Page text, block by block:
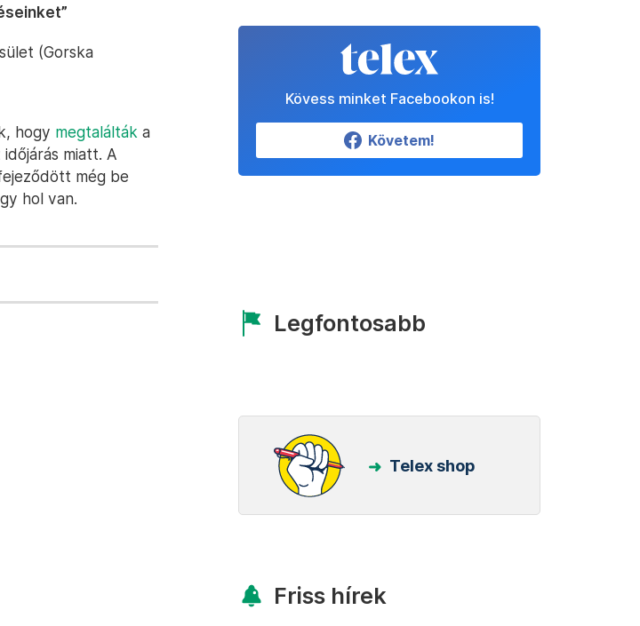
(Gorska
hogy megtalálták a
miatt. A
még be
hol van.
Kövess minket Facebookon is!
Követem!
Legfontosabb
Telex shop
Friss hírek